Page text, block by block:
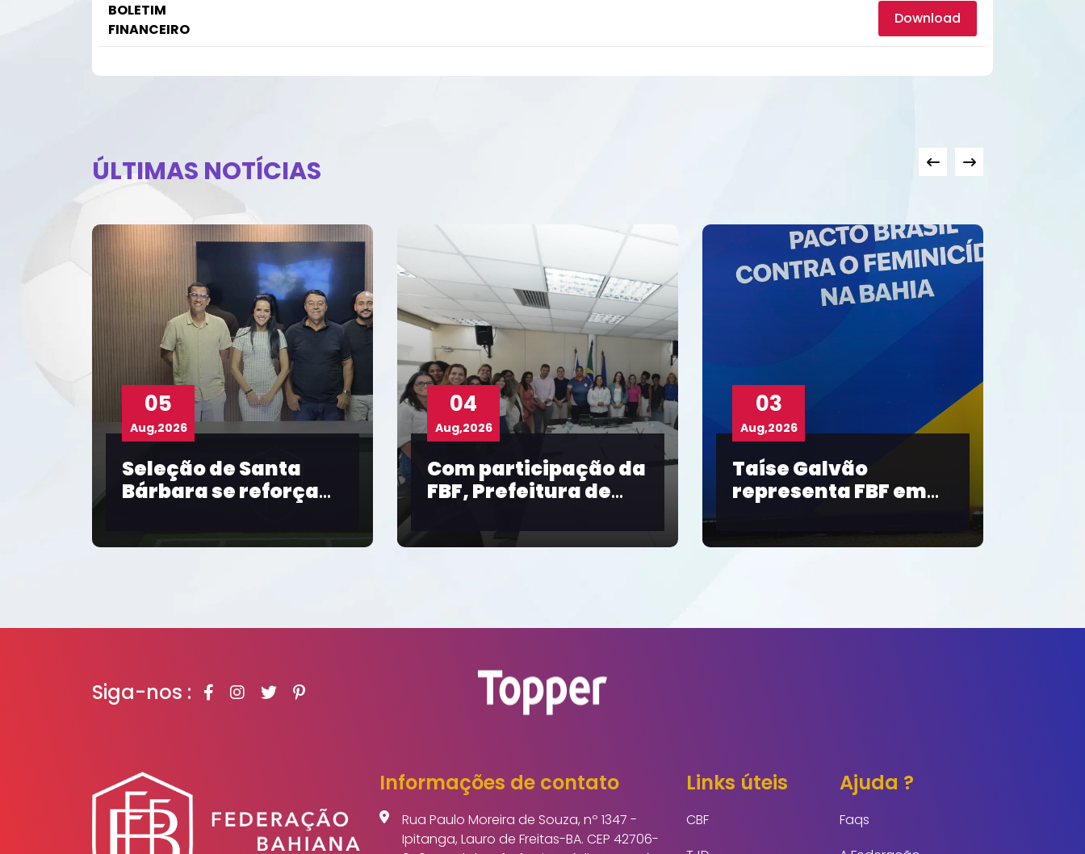
BOLETIM
FINANCEIRO
Download
ÚLTIMAS NOTÍCIAS
04
Aug,2026
Com participação da
FBF, Prefeitura de
bate-papo sobre
03
Aug,2026
Taíse Galvão
representa FBF em
Mobilização
Aug,2026
Fluminense de Feira
é campeão inédito
Siga-nos :
Informações de contato
Rua Paulo Moreira de Souza, nº 1347 -
Ipitanga, Lauro de Freitas-BA. CEP 42706-
Links úteis
CBF
Ajuda ?
Faqs